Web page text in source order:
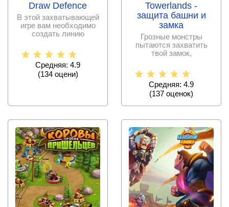
Draw Defence
В этой захватывающей
игре вам необходимо
создать линию
свой замок
Средняя: 4.9
(134оцени)
Towerlands -
защита башни и
замка
Грозные монстры
пытаются захватить
твой замок,
возглавить
Средняя: 4.9
(137 оценок)